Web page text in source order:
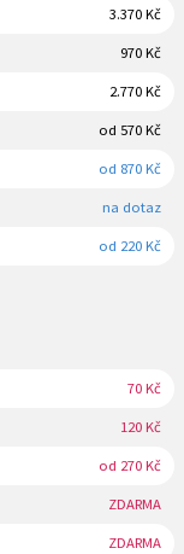
3.370 Kč
970 Kč
2.770 Kč
od 570 Kč
od 870 Kč
na dotaz
od 220 Kč
70 Kč
120 Kč
od 270 Kč
ZDARMA
ZDARMA